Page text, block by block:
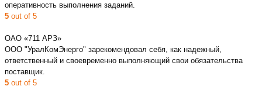
оперативность выполнения заданий.
5 out of 5
ОАО «711 АРЗ»
ООО "УралКомЭнерго" зарекомендовал себя, как надежный,
ответственный и своевременно выполняющий свои обязательства
поставщик.
5 out of 5